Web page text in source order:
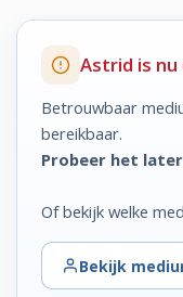
Astrid is
Betrouwbaar
bereikbaar.
Probeer het
Of bekijk welke
Bekijk